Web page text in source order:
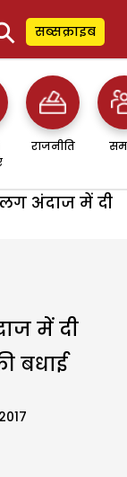
सब्सक्राइब
राजनीति
अंदाज में दी
में दी
बधाई